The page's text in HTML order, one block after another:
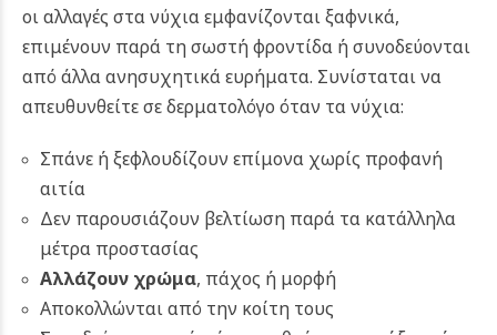
οι αλλαγές στα νύχια εμφανίζονται ξαφνικά,
επιμένουν παρά τη σωστή φροντίδα ή συνοδεύονται
από άλλα ανησυχητικά ευρήματα. Συνίσταται να
απευθυνθείτε σε δερματολόγο όταν τα νύχια:
Σπάνε ή ξεφλουδίζουν επίμονα χωρίς προφανή
αιτία
Δεν παρουσιάζουν βελτίωση παρά τα κατάλληλα
μέτρα προστασίας
Αλλάζουν χρώμα, πάχος ή μορφή
Αποκολλώνται από την κοίτη τους